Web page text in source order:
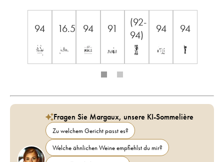
94 16.5 94 91
(92-
94)
94 94
Fragen Sie Margaux, unsere KI-Sommelière
Zu welchem Gericht passt es?
Welche ähnlichen Weine empfiehlst du mir?